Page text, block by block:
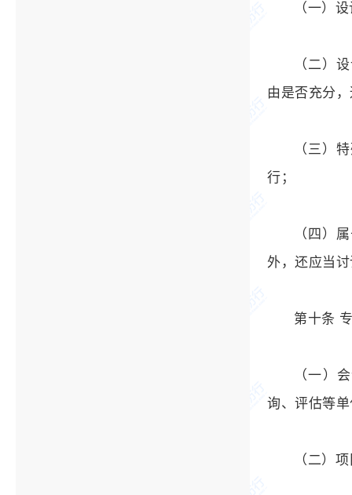
（一）
（二）
由是否充分
（三）
行；
（四）
外，还应当
第十条
（一）
询、评估等
（二）